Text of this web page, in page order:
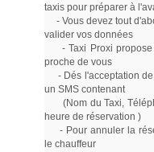
taxis pour préparer à
- Vous devez tout
valider vos données
- Taxi Proxi propose
proche de vous
- Dés l'acceptation de
un SMS contenant
(Nom du Taxi,
heure de réservation )
- Pour annuler la
le chauffeur